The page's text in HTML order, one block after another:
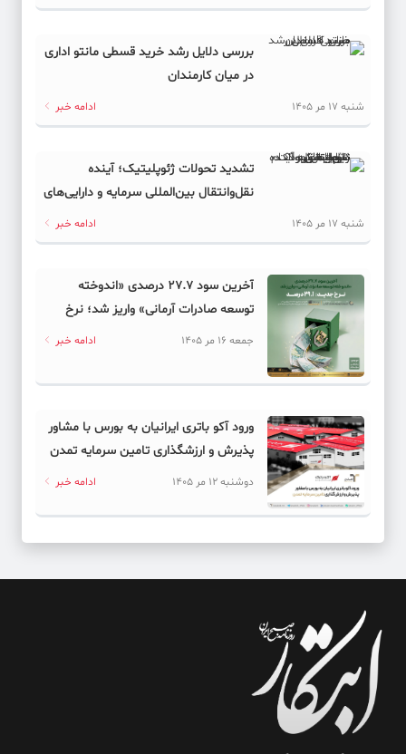
بررسی دلایل رشد خرید قسطی مانتو اداری
در میان کارمندان
شنبه 17 مر 1405 ادامه خبر
تشدید تحولات ژئوپلیتیک؛ آینده
نقل‌وانتقال بین‌المللی سرمایه و دارایی‌های
شنبه 17 مر 1405 ادامه خبر
آخرین سود ۲۷.۷ درصدی «اندوخته
توسعه صادرات آرمانی» واریز شد؛ نرخ
جدید ۲۹.۱ درصد
جمعه 16 مر 1405 ادامه خبر
ورود آکو باتری ایرانیان به بورس با مشاور
پذیرش و ارزشگذاری تامین سرمایه تمدن
دوشنبه 12 مر 1405 ادامه خبر